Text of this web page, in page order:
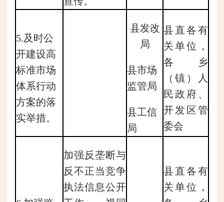
5.及时公
开建设高
标准市场
体系行动
方案的落
实举措。
县发改
局
县市场
监管局
县工信
局
县直各有
关单位，
各乡
（镇）人
民政府、
开发区管
委会
加强反垄断与
反不正当竞争
执法信息公开
县直各有
关单位，